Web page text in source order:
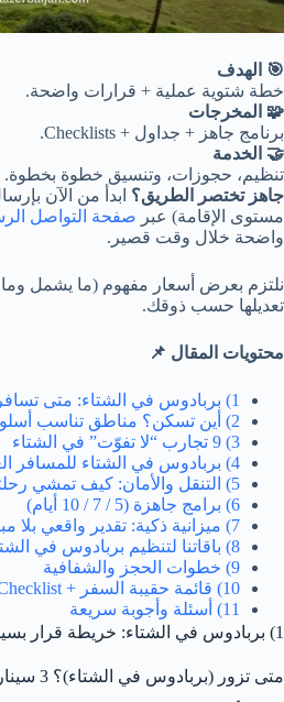
🎯 الهدف
خطة شتوية عملية + قرارات واضحة.
🧩 المخرجات
برنامج جاهز + جداول + Checklists.
🤝 الخدمة
تنظيم، حجوزات، وتنسيق خطوة بخطوة.
جاهز تختصر الطريق؟ ابدأ من الآن
مستوى الإقامة) عبر صفحة التواصل
واضحة خلال وقت قصير.
نلتزم بعرض أسعار مفهوم (ما يشمل
تعديلها حسب ذوقك.
محتويات المقال 📌
1) بربادوس في الشتاء: متى تسافر؟ (خريطة الموسم)
2) أين تسكن؟ مناطق تناسب أسلوبك
3) 9 تجارب “لا تفوّت” في الشتاء
4) بربادوس في الشتاء للمسافر العربي: تفاصيل مهمة
5) التنقل والأمان: كيف تمشي رحلتك بسلاسة؟
6) برامج جاهزة (5 / 7 / 10 أيام)
7) ميزانية ذكية: تقدير واقعي بلا مبالغة
8) باقاتنا لتنظيم بربادوس في الشتاء
9) خطوات الحجز والشفافية
10) قائمة حقيبة السفر + Checklist المطار
11) أسئلة وأجوبة سريعة
1) بربادوس في الشتاء: خريطة قرار بسيطة قبل أن تحجز 🌤️
متى تزور (بربادوس في الشتاء)؟ 3 سيناريوهات اختيار سريعة